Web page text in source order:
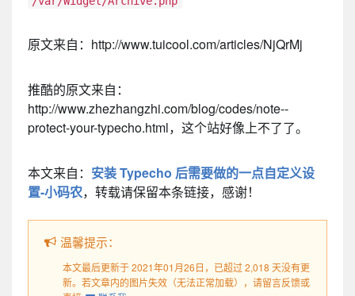
原文来自：http://www.tuicool.com/articles/NjQrMj
推酷的原文来自：
http://www.zhezhangzhi.com/blog/codes/note--
protect-your-typecho.html，这个站好像上不了了。
本文来自： 安装 Typecho 后需要做的一点自定义设
置-小码农，转载请保留本条链接，感谢！
温馨提示：
本文最后更新于 2021年01月26日，已超过 2,018 天没有更
新。若文章内的图片失效（无法正常加载），请留言反馈或